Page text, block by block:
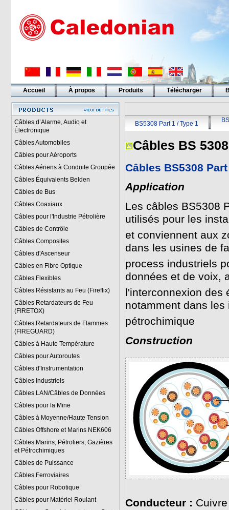
Accueil À propos Produits Télécharger
Liens
Câbles d’Alarme, Audio et
Électronique
Câbles Automobiles
Câbles pour Aéroports
Câbles Aériens à Conduite Groupée
Câbles Équivalents Belden
Câbles de Bus
Câbles Coaxiaux
Câbles pour l'Industrie Pétrolière
Câbles de Contrôle
Câbles Composites
Câbles d'Ascenseur
Câbles en Fibre Optique
Câbles Flexibles
Câbles Résistants au Feu (Fireflix)
Câbles Retardateurs de Feu
(FIRETOX)
Câbles Retardateurs de Flammes
(FIREGUARD)
Câbles à Haute Température
Câbles pour Autoroutes
Câbles d'Instrumentation
Câbles Industriels
Câbles LAN/Câbles de Données
Câbles pour la Mine
Câbles à Moyenne/Haute Tension
Câbles Offshore et Marins NEK606
Câbles Marins, Pétroliers, Gazières
et Pétrochimiques
Câbles de Puissance
Câbles Ferroviaires
Câbles pour Robotique
Câbles pour Matériel Roulant
BS5308 Part 1 / Type 1
Câbles BS 5308
Câbles BS5308
Application
Les câbles BS5308
utilisés pour les
et conviennent aux
dans les usines de
process industriels
données et de voix,
l'interconnexion des
notamment dans
pétrochimique
Construction
Conducteur :